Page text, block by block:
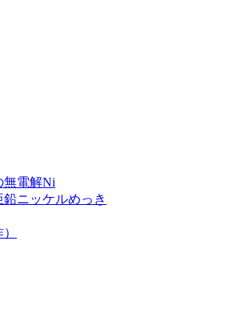
無電解Ni
ニッケルめっき